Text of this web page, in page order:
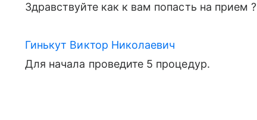
Здравствуйте как к вам попасть на прием ?
Гинькут Виктор Николаевич
Для начала проведите 5 процедур.